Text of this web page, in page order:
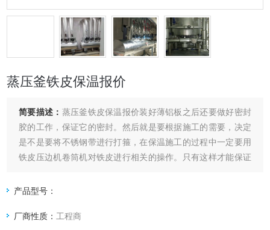
蒸压釜铁皮保温报价
简要描述： 蒸压釜铁皮保温报价装好薄铝板之后还要做好密封
胶的工作，保证它的密封。然后就是要根据施工的需要，决定
是不是要将不锈钢带进行打箍，在保温施工的过程中一定要用
铁皮压边机卷筒机对铁皮进行相关的操作。只有这样才能保证
产品型号：
厂商性质： 工程商